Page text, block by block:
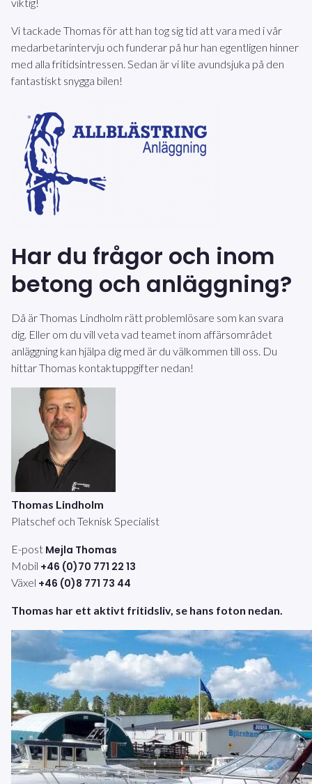
Vi tackade Thomas för att han tog sig tid att vara med i vår
medarbetarintervju och funderar på hur han egentligen hinner
med alla fritidsintressen. Sedan är vi lite avundsjuka på den
fantastiskt snygga bilen!
Har du frågor och inom
betong och anläggning?
Då är Thomas Lindholm rätt problemlösare som kan svara
dig. Eller om du vill veta vad teamet inom affärsområdet
anläggning kan hjälpa dig med är du välkommen till oss. Du
hittar Thomas kontaktuppgifter nedan!
Thomas Lindholm
Platschef och Teknisk Specialist
E-post Mejla Thomas
Mobil +46 (0)70 771 22 13
Växel +46 (0)8 771 73 44
Thomas har ett aktivt fritidsliv, se hans foton nedan.